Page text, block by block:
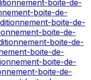
boite-de-
boite-de-
boite-de-
boite-de-
boite-de-
boite-de-
boite-de-
boite-de-